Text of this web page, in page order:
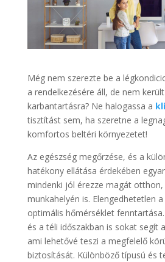
Még nem szerezte be a
a rendelkezésére áll, de nem
karbantartásra? Ne halogassa a
tisztítást sem, ha szeretne a
komfortos beltéri környezetet!
Az egészség megőrzése, és a
hatékony ellátása érdekében
mindenki jól érezze magát otthon,
munkahelyén is. Elengedhetetlen
optimális hőmérséklet
és a téli időszakban is sokat segít
ami lehetővé teszi a megfelelő
biztosítását. Különböző típusú és